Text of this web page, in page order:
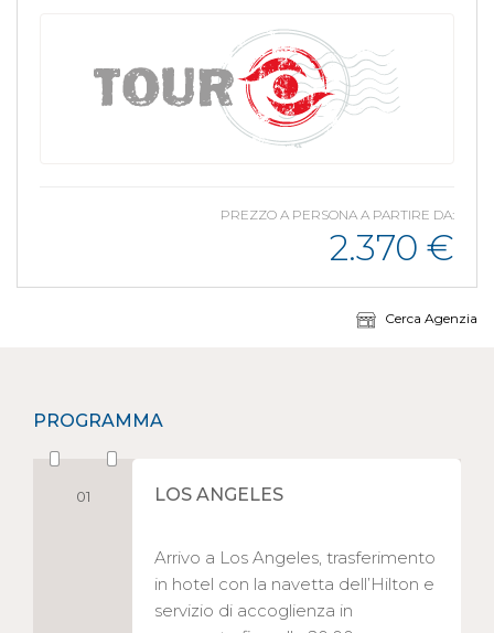
PREZZO A PERSONA A PARTIRE DA:
2.370 €
Cerca Agenzia
PROGRAMMA
01 LOS ANGELES
Arrivo a Los Angeles, trasferimento
in hotel con la navetta dell’Hilton e
servizio di accoglienza in